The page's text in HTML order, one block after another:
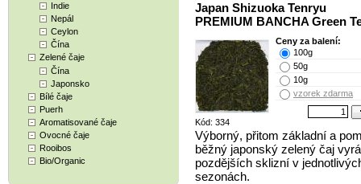
Indie
Nepál
Ceylon
Čína
Zelené čaje
Čína
Japonsko
Bílé čaje
Puerh
Aromatisované čaje
Ovocné čaje
Rooibos
Bio/Organic
Japan Shizuoka Tenryu
PREMIUM BANCHA Green
Kód: 334
Ceny za balení:
100g
50g
10g
vzorek zdarma
Výborný, přitom základní a
běžný japonský zelený čaj
pozdějších sklizní v
sezonách.